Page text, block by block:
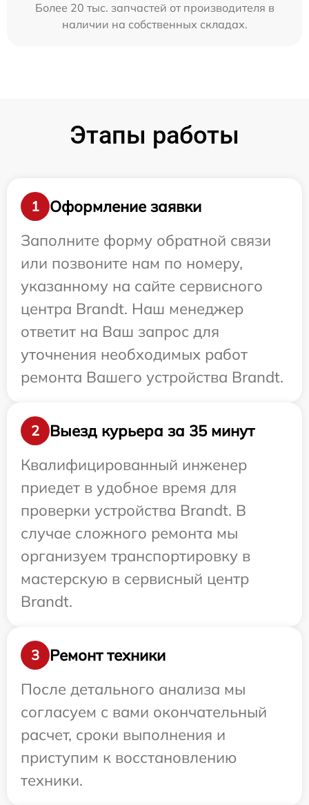
Более 20 тыс. запчастей от производителя в
наличии на собственных складах.
Этапы работы
1
Оформление заявки
Заполните форму обратной связи
или позвоните нам по номеру,
указанному на сайте сервисного
центра Brandt. Наш менеджер
ответит на Ваш запрос для
уточнения необходимых работ
ремонта Вашего устройства Brandt.
2
Выезд курьера за 35 минут
Квалифицированный инженер
приедет в удобное время для
проверки устройства Brandt. В
случае сложного ремонта мы
организуем транспортировку в
мастерскую в сервисный центр
Brandt.
3
Ремонт техники
После детального анализа мы
согласуем с вами окончательный
расчет, сроки выполнения и
приступим к восстановлению
техники.